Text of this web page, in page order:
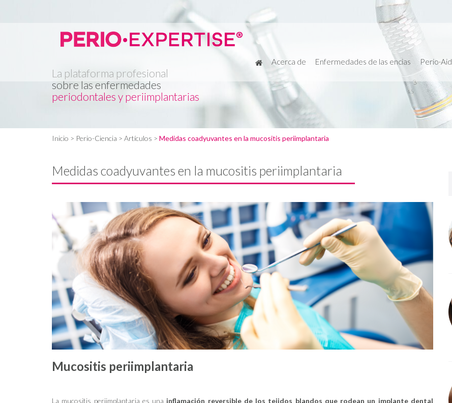
Acerca de Enfermedades de las encias Perio·Aid
La plataforma profesional
sobre las enfermedades
periodontales y periimplantarias
Inicio > Perio-Ciencia > Artículos > Medidas coadyuvantes en la mucositis periimplantaria
Medidas coadyuvantes en la mucositis periimplantaria
Mucositis periimplantaria
La mucositis periimplantaria es una inflamación reversible de los tejidos blandos que rodean un implante dental